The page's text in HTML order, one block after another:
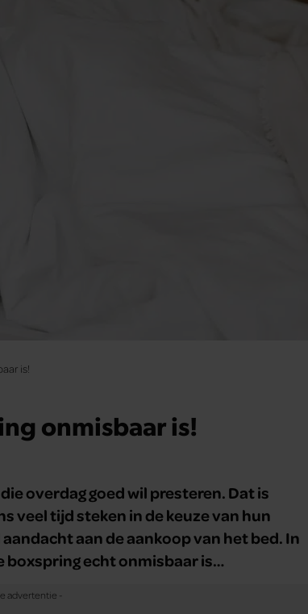
is!
onmisbaar is!
overdag goed wil presteren. Dat is
veel tijd steken in de keuze van hun
aan de aankoop van het bed. In
boxspring echt onmisbaar is…